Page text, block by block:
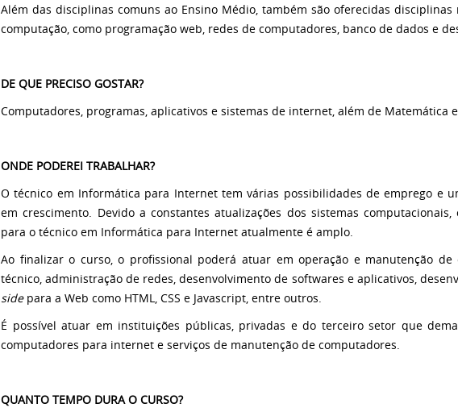
Além das disciplinas comuns ao Ensino Médio, também são oferecidas
computação, como programação web, redes de computadores, banco de dados e
DE QUE PRECISO GOSTAR?
Computadores, programas, aplicativos e sistemas de internet, além de Matemática e
ONDE PODEREI TRABALHAR?
O técnico em Informática para Internet tem várias possibilidades de emprego e
em crescimento. Devido a constantes atualizações dos sistemas
para o técnico em Informática para Internet atualmente é amplo.
Ao finalizar o curso, o profissional poderá atuar em operação e manutenção de
técnico, administração de redes, desenvolvimento de softwares e aplicativos,
sidepara a Web como HTML, CSS e Javascript, entre outros.
É possível atuar em instituições públicas, privadas e do terceiro setor que
computadores para internet e serviços de manutenção de computadores.
QUANTO TEMPO DURA O CURSO?